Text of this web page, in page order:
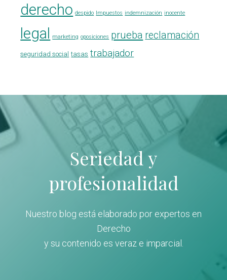
derecho despido Impuestos indemnización inocente
legal marketing oposiciones prueba reclamación
seguridad social tasas trabajador
Seriedad y
profesionalidad
Nuestro blog está elaborado por expertos en
Derecho
y su contenido es veraz e imparcial.